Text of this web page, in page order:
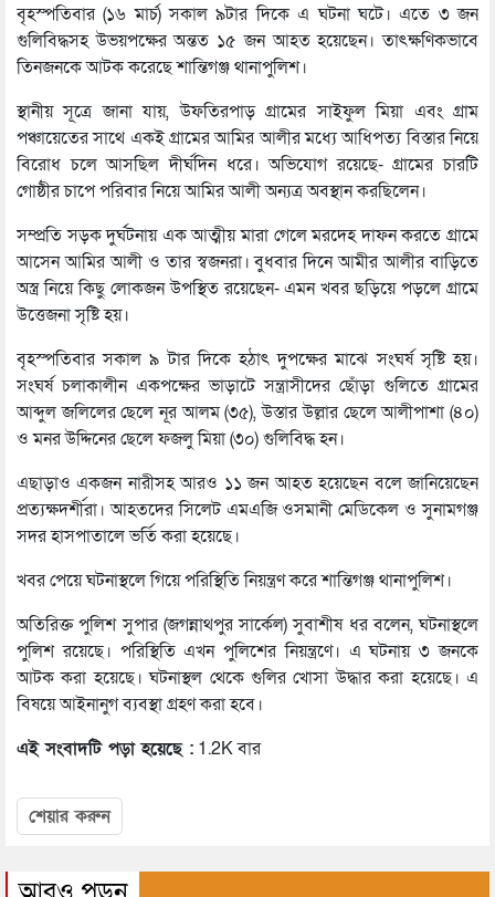
বৃহস্পতিবার (১৬ মার্চ) সকাল ৯টার দিকে এ ঘটনা ঘটে। এতে ৩ জন
গুলিবিদ্ধসহ উভয়পক্ষের অন্তত ১৫ জন আহত হয়েছেন। তাৎক্ষণিকভাবে
তিনজনকে আটক করেছে শান্তিগঞ্জ থানাপুলিশ।
স্থানীয় সূত্রে জানা যায়, উফতিরপাড় গ্রামের সাইফুল মিয়া এবং গ্রাম
পঞ্চায়েতের সাথে একই গ্রামের আমির আলীর মধ্যে আধিপত্য বিস্তার নিয়ে
বিরোধ চলে আসছিল দীর্ঘদিন ধরে। অভিযোগ রয়েছে- গ্রামের চারটি
গোষ্ঠীর চাপে পরিবার নিয়ে আমির আলী অন্যত্র অবস্থান করছিলেন।
সম্প্রতি সড়ক দুর্ঘটনায় এক আত্মীয় মারা গেলে মরদেহ দাফন করতে গ্রামে
আসেন আমির আলী ও তার স্বজনরা। বুধবার দিনে আমীর আলীর বাড়িতে
অস্ত্র নিয়ে কিছু লোকজন উপস্থিত রয়েছেন- এমন খবর ছড়িয়ে পড়লে গ্রামে
উত্তেজনা সৃষ্টি হয়।
বৃহস্পতিবার সকাল ৯ টার দিকে হঠাৎ দুপক্ষের মাঝে সংঘর্ষ সৃষ্টি হয়।
সংঘর্ষ চলাকালীন একপক্ষের ভাড়াটে সন্ত্রাসীদের ছোঁড়া গুলিতে গ্রামের
আব্দুল জলিলের ছেলে নূর আলম (৩৫), উস্তার উল্লার ছেলে আলীপাশা (৪০)
ও মনর উদ্দিনের ছেলে ফজলু মিয়া (৩০) গুলিবিদ্ধ হন।
এছাড়াও একজন নারীসহ আরও ১১ জন আহত হয়েছেন বলে জানিয়েছেন
প্রত্যক্ষদর্শীরা। আহতদের সিলেট এমএজি ওসমানী মেডিকেল ও সুনামগঞ্জ
সদর হাসপাতালে ভর্তি করা হয়েছে।
খবর পেয়ে ঘটনাস্থলে গিয়ে পরিস্থিতি নিয়ন্ত্রণ করে শান্তিগঞ্জ থানাপুলিশ।
অতিরিক্ত পুলিশ সুপার (জগন্নাথপুর সার্কেল) সুবাশীষ ধর বলেন, ঘটনাস্থলে
পুলিশ রয়েছে। পরিস্থিতি এখন পুলিশের নিয়ন্ত্রণে। এ ঘটনায় ৩ জনকে
আটক করা হয়েছে। ঘটনাস্থল থেকে গুলির খোসা উদ্ধার করা হয়েছে। এ
বিষয়ে আইনানুগ ব্যবস্থা গ্রহণ করা হবে।
এই সংবাদটি পড়া হয়েছে : 1.2K বার
শেয়ার করুন